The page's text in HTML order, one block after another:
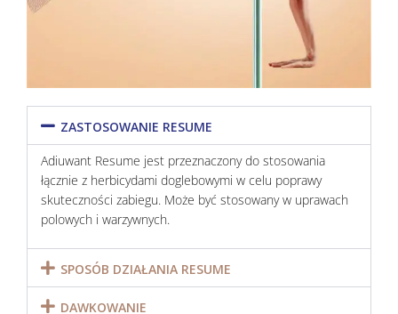
ZASTOSOWANIE RESUME
Adiuwant Resume jest przeznaczony do stosowania
łącznie z herbicydami doglebowymi w celu poprawy
skuteczności zabiegu. Może być stosowany w uprawach
polowych i warzywnych.
SPOSÓB DZIAŁANIA RESUME
DAWKOWANIE